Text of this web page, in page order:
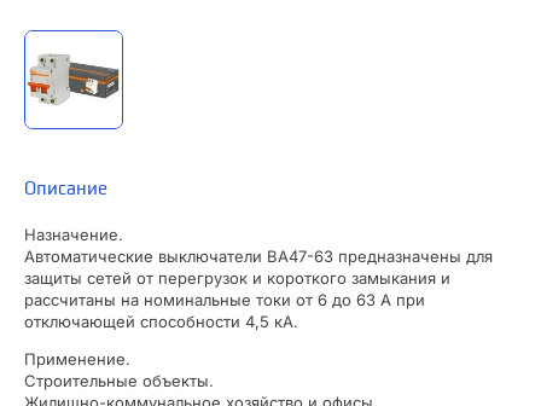
Описание
Назначение.
Автоматические выключатели ВА47-63 предназначены для
защиты сетей от перегрузок и короткого замыкания и
рассчитаны на номинальные токи от 6 до 63 А при
отключающей способности 4,5 кА.
Применение.
Строительные объекты.